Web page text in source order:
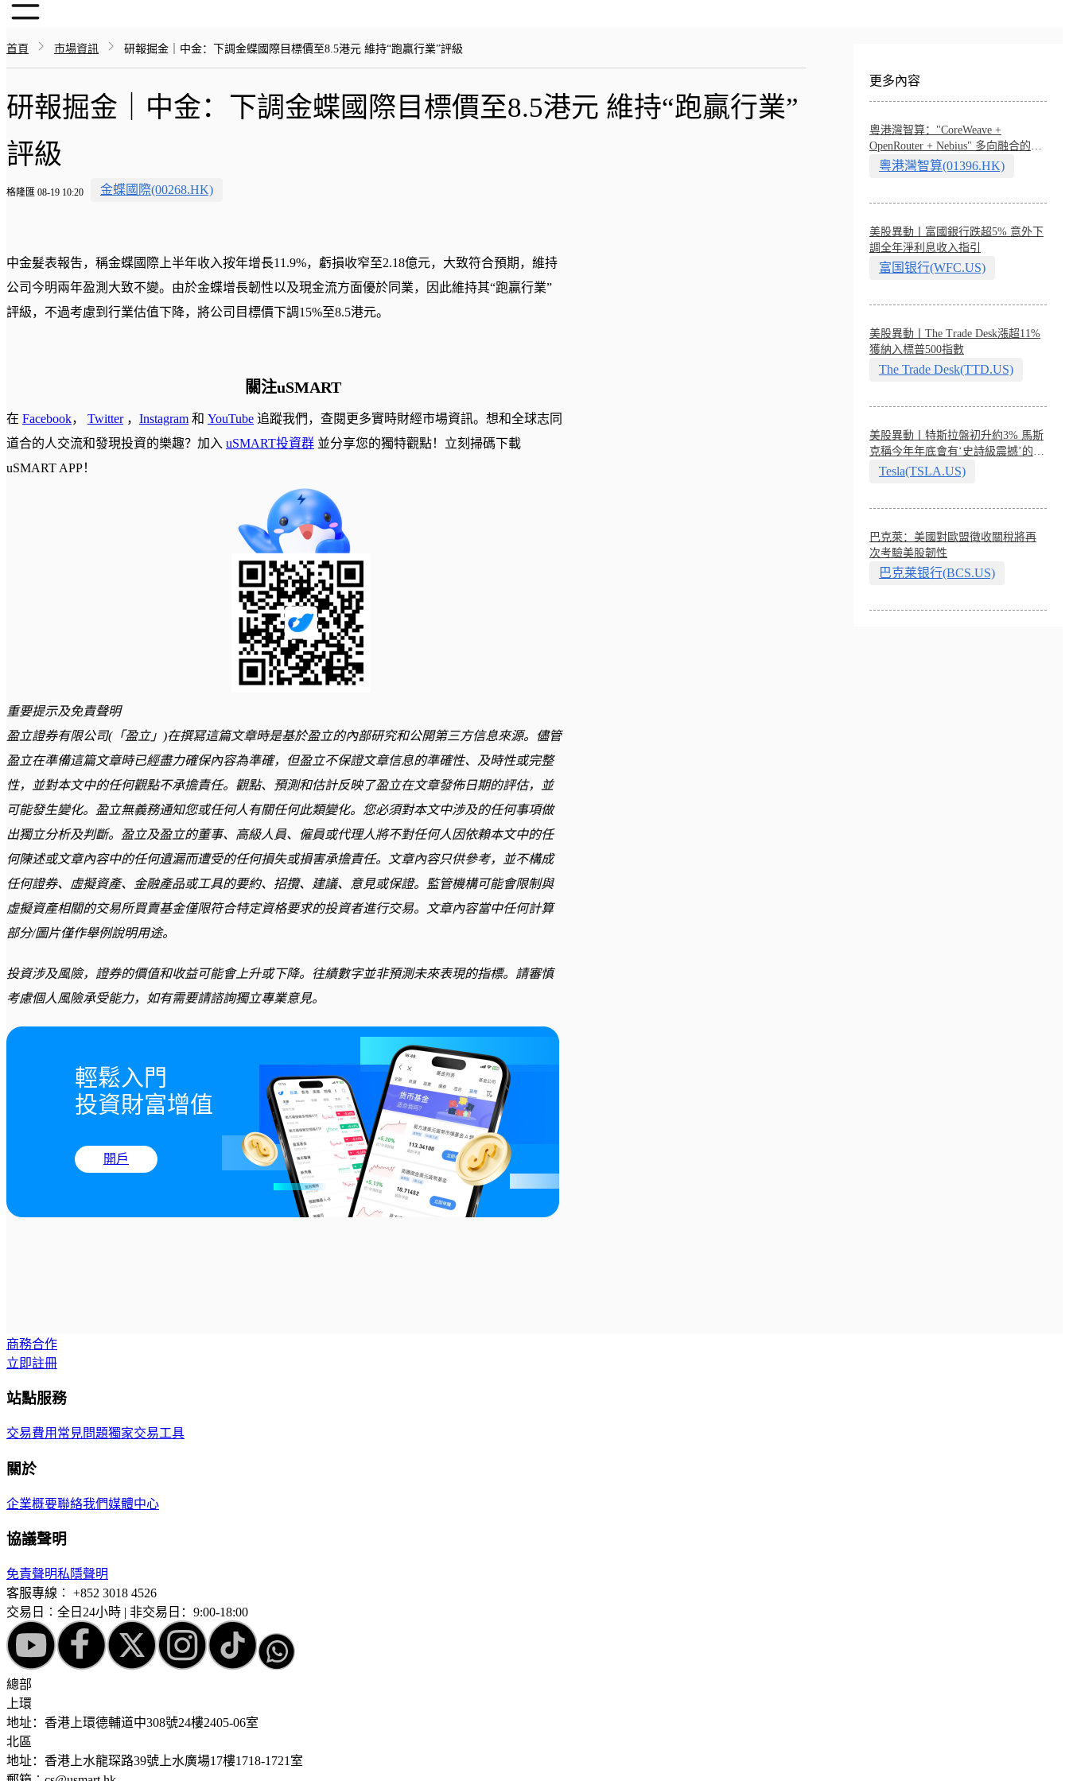
首頁 市場資訊 研報掘金｜中金：下調金蝶國際目標價至8.5港元 維持“跑贏行業”評級
研報掘金｜中金：下調金蝶國際目標價至8.5港元 維持“跑贏行業”
評級
格隆匯 08-19 10:20 金蝶國際(00268.HK)
中金髮表報吿，稱金蝶國際上半年收入按年增長11.9%，虧損收窄至2.18億元，大致符合預期，維持
公司今明兩年盈測大致不變。由於金蝶增長韌性以及現金流方面優於同業，因此維持其“跑贏行業”
評級，不過考慮到行業估值下降，將公司目標價下調15%至8.5港元。
關注uSMART
在 Facebook， Twitter， Instagram 和 YouTube 追蹤我們，查閱更多實時財經市場資訊。想和全球志同
道合的人交流和發現投資的樂趣？加入 uSMART投資群 並分享您的獨特觀點！立刻掃碼下載
uSMART APP！
重要提示及免責聲明
盈立證券有限公司(「盈立」)在撰冩這篇文章時是基於盈立的內部研究和公開第三方信息來源。儘管
盈立在準備這篇文章時已經盡力確保內容為準確，但盈立不保證文章信息的準確性、及時性或完整
性，並對本文中的任何觀點不承擔責任。觀點、預測和估計反映了盈立在文章發佈日期的評估，並
可能發生變化。盈立無義務通知您或任何人有關任何此類變化。您必須對本文中涉及的任何事項做
出獨立分析及判斷。盈立及盈立的董事、高級人員、僱員或代理人將不對任何人因依賴本文中的任
何陳述或文章內容中的任何遺漏而遭受的任何損失或損害承擔責任。文章內容只供參考，並不構成
任何證券、虛擬資產、金融產品或工具的要約、招攬、建議、意見或保證。監管機構可能會限制與
虛擬資產相關的交易所買賣基金僅限符合特定資格要求的投資者進行交易。文章內容當中任何計算
部分/圖片僅作舉例說明用途。
投資涉及風險，證券的價值和收益可能會上升或下降。往績數字並非預測未來表現的指標。請審慎
考慮個人風險承受能力，如有需要請諮詢獨立專業意見。
輕鬆入門
投資財富增值
開戶
更多內容
粵港灣智算："CoreWeave +
OpenRouter + Nebius" 多向融合的中
國智算新範式
粵港灣智算(01396.HK)
美股異動丨富國銀行跌超5% 意外下
調全年淨利息收入指引
富国银行(WFC.US)
美股異動丨The Trade Desk漲超11%
獲納入標普500指數
The Trade Desk(TTD.US)
美股異動丨特斯拉盤初升約3% 馬斯
克稱今年年底會有‘史詩級震撼’的演
示Tesla(TSLA.US)
巴克萊：美國對歐盟徵收關稅將再
次考驗美股韌性
巴克莱银行(BCS.US)
商務合作
立即註冊
站點服務
交易費用 常見問題獨家交易工具
關於
企業概要聯絡我們媒體中心
協議聲明
免責聲明私隱聲明
客服專線︰ +852 3018 4526
交易日︰全日24小時 | 非交易日：9:00-18:00
總部
上環
地址：香港上環德輔道中308號24樓2405-06室
北區
地址：香港上水龍琛路39號上水廣場17樓1718-1721室